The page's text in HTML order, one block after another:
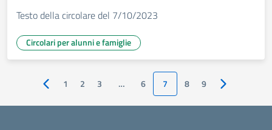
Testo della circolare del 7/10/2023
Circolari per alunni e famiglie
Pagina precedente
1 2 3 … 6 7 8 9 Pagina